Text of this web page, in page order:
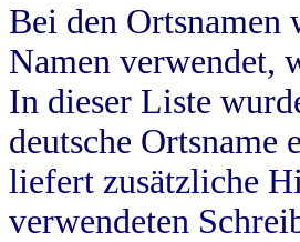
Bei den Ortsnamen
Namen verwendet,
In dieser Liste
deutsche Ortsname
liefert zusätzliche
verwendeten